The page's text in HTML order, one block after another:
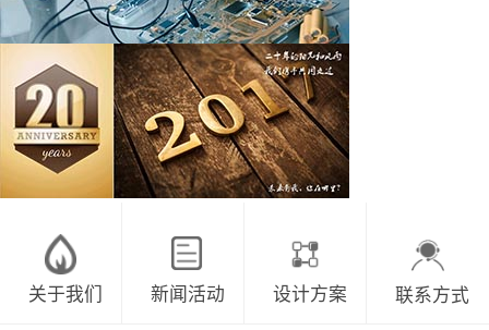
关于我们 新闻活动 设计方案 联系方式